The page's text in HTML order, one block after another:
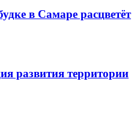
в Самаре расцветёт
развития территории